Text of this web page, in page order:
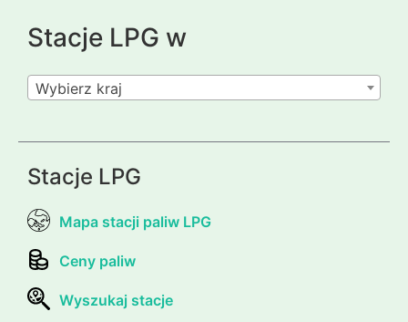
Stacje LPG w
Wybierz kraj
Stacje LPG
Mapa stacji paliw LPG
Ceny paliw
Wyszukaj stacje